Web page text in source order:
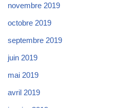
novembre 2019
octobre 2019
septembre 2019
juin 2019
mai 2019
avril 2019